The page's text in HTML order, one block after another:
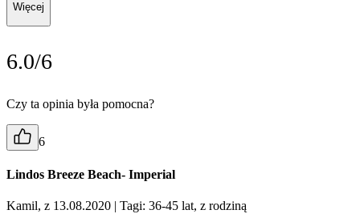
Więcej
6.0/6
Czy ta opinia była pomocna?
6
Lindos Breeze Beach- Imperial
Kamil, z 13.08.2020 | Tagi: 36-45 lat, z rodziną